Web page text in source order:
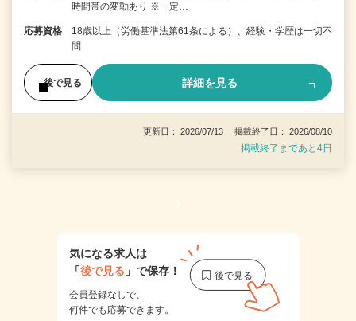
時間帯の変動あり ※一定…
応募資格
18歳以上（労働基準法第61条による）、経験・学歴は一切不
問
後で見る 詳細を見る
更新日： 2026/07/13 掲載終了日： 2026/08/10
掲載終了まであと4日
1
気になる求人は
「後で見る 」で保存！
会員登録なしで、
何件でも応募できます。